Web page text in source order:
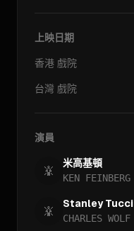
上映日期
香港 戲院
台灣 戲院
演員
米高基頓
KEN FEINBERG
Stanley Tucci
CHARLES WOLF